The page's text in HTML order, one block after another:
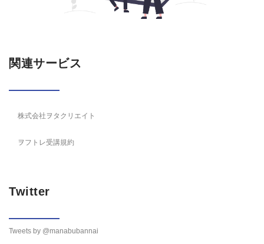
関連サービス
株式会社ヲタクリエイト
ヲフトレ受講規約
Twitter
Tweets by @manabubannai